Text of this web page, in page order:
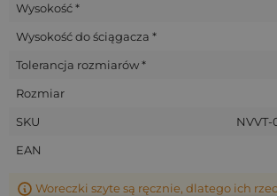
Wysokość *
Wysokość do ściągacza *
Tolerancja rozmiarów *
Rozmiar
SKU
NVVT-
EAN
Woreczki szyte są ręcznie, dlatego ich